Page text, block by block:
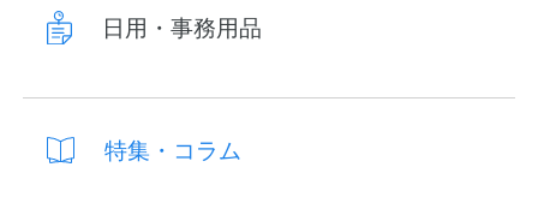
日用・事務用品
特集・コラム